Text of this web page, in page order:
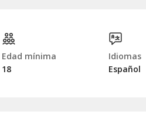
Edad mínima
18
Idiomas
Español